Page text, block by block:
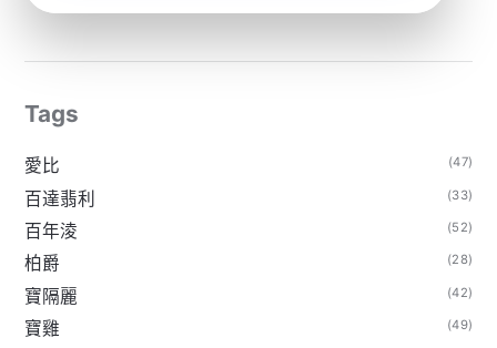
Tags
愛比 (47)
百達翡利 (33)
百年淩 (52)
柏爵 (28)
寶隔麗 (42)
寶雞 (49)